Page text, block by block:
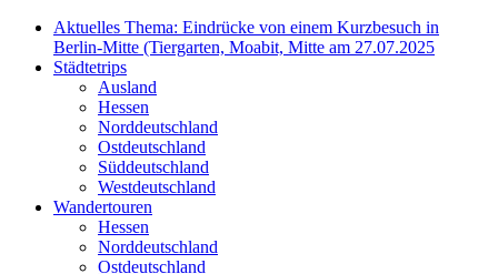
Aktuelles Thema: Eindrücke von einem Kurzbesuch in
Berlin-Mitte (Tiergarten, Moabit, Mitte am 27.07.2025
Städtetrips
Ausland
Hessen
Norddeutschland
Ostdeutschland
Süddeutschland
Westdeutschland
Wandertouren
Hessen
Norddeutschland
Ostdeutschland